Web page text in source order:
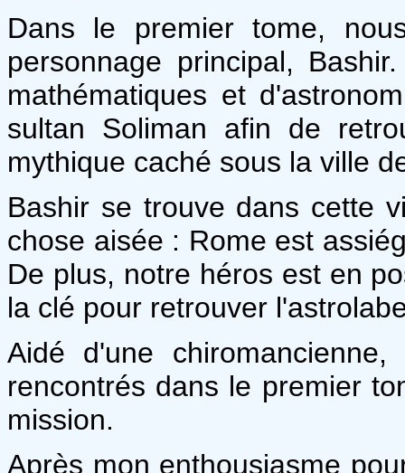
Dans le premier tome,
personnage principal,
mathématiques et
sultan Soliman afin de
mythique caché sous la ville
Bashir se trouve dans cette
chose aisée : Rome est
De plus, notre héros est en
la clé pour retrouver
Aidé d'une
rencontrés dans le premier
mission.
Après mon enthousiasme